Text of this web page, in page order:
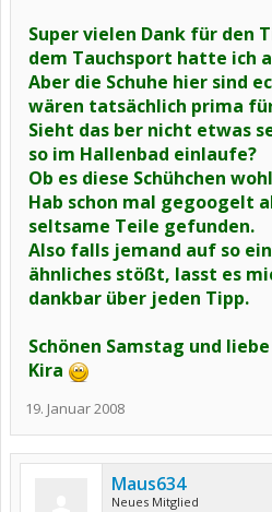
Super vielen Dank für den
dem Tauchsport hatte ich
Aber die Schuhe hier sind
wären tatsächlich prima
Sieht das ber nicht etwas
so im Hallenbad einlaufe?
Ob es diese Schühchen
Hab schon mal gegoogelt
seltsame Teile gefunden.
Also falls jemand auf so
ähnliches stößt, lasst es
dankbar über jeden Tipp.
Schönen Samstag und
Kira
19. Januar 2008
Maus634
Neues Mitglied